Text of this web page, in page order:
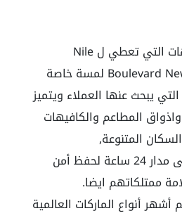
المطاعم والكافيهات التي تعطي ل Nile
Boulevard New Cairo Compound لمسة خاصة
يبحث عنها العملاء ويتميز
المطاعم والكافيهات
المتنوعة,
كاميرات مراقبة على مدار 24 ساعة لحفظ أمن
ممتلكاتهم ايضا.
أنواع الماركات العالمية